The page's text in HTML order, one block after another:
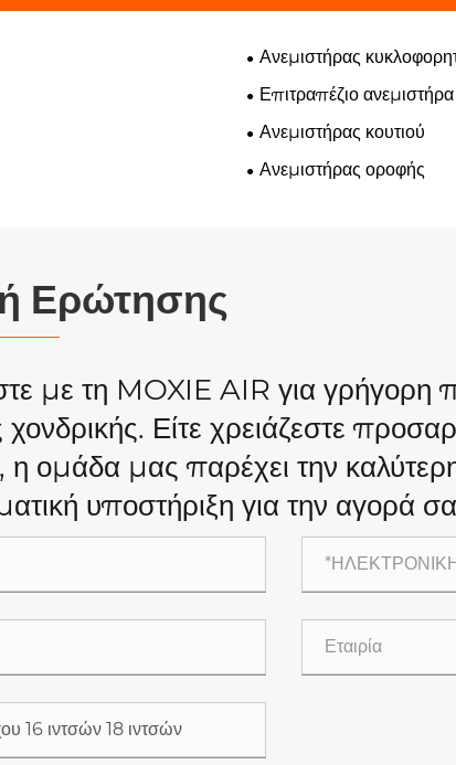
Ανεμιστήρας
Επιτραπέζιο ανεμιστήρα
Ανεμιστήρας κουτιού
Ανεμιστήρας οροφής
Ερώτησης
με τη MOXIE AIR για γρήγορη
Είτε χρειάζεστε
ομάδα μας παρέχει την
υποστήριξη για την αγορά